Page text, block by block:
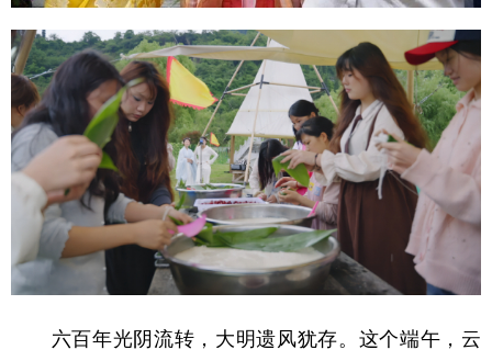
六百年光阴流转，大明遗风犹存。这个端午，云